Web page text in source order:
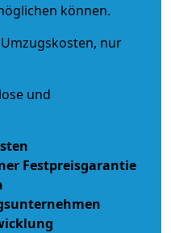
können.
Umzugskosten, nur
und
Festpreisgarantie